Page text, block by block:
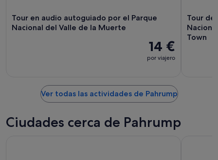
Tour en audio autoguiado por el Parque
Nacional del Valle de la Muerte
14 €
por viajero
Tour de
Town
Ver todas las actividades de Pahrump
Ciudades cerca de Pahrump